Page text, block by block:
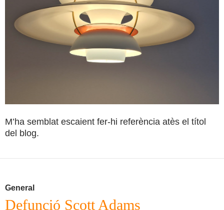
M’ha semblat escaient fer-hi referència atès el títol
del blog.
General
Defunció Scott Adams